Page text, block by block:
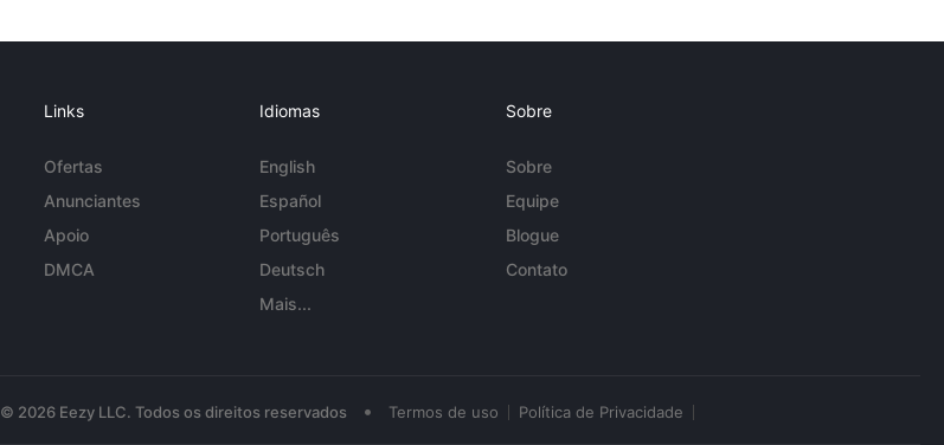
Links
Ofertas
Anunciantes
Apoio
DMCA
Idiomas
English
Español
Português
Deutsch
Mais...
Sobre
Sobre
Equipe
Blogue
Contato
© 2026 Eezy LLC. Todos os direitos reservados • Termos de uso Política de Privacidade